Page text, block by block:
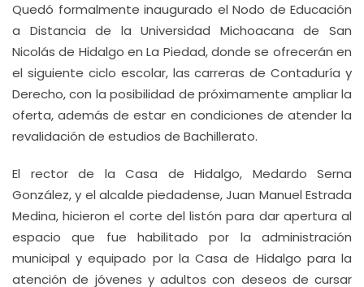
Quedó formalmente inaugurado el Nodo de Educación
a Distancia de la Universidad Michoacana de San
Nicolás de Hidalgo en La Piedad, donde se ofrecerán en
el siguiente ciclo escolar, las carreras de Contaduría y
Derecho, con la posibilidad de próximamente ampliar la
oferta, además de estar en condiciones de atender la
revalidación de estudios de Bachillerato.
El rector de la Casa de Hidalgo, Medardo Serna
González, y el alcalde piedadense, Juan Manuel Estrada
Medina, hicieron el corte del listón para dar apertura al
espacio que fue habilitado por la administración
municipal y equipado por la Casa de Hidalgo para la
atención de jóvenes y adultos con deseos de cursar